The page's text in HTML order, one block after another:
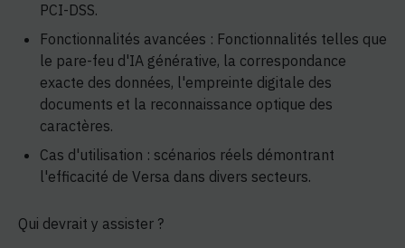
PCI-DSS.
Fonctionnalités avancées : Fonctionnalités telles que
le pare-feu d'IA générative, la correspondance
exacte des données, l'empreinte digitale des
documents et la reconnaissance optique des
caractères.
Cas d'utilisation : scénarios réels démontrant
l'efficacité de Versa dans divers secteurs.
Qui devrait y assister ?